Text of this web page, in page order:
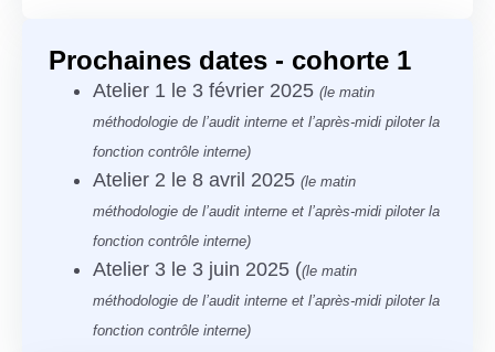
Prochaines dates - cohorte 1
Atelier 1 le 3 février 2025 (le matin
méthodologie de l’audit interne et l’après-midi piloter la
fonction contrôle interne)
Atelier 2 le 8 avril 2025 (le matin
méthodologie de l’audit interne et l’après-midi piloter la
fonction contrôle interne)
Atelier 3 le 3 juin 2025 ((le matin
méthodologie de l’audit interne et l’après-midi piloter la
fonction contrôle interne)